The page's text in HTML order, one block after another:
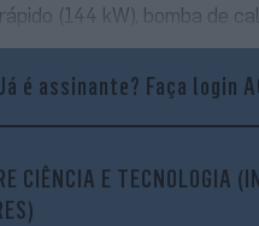
(144 kW), bomba de
com destaque
é assinante? Faça login
CIÊNCIA E TECNOLOGIA